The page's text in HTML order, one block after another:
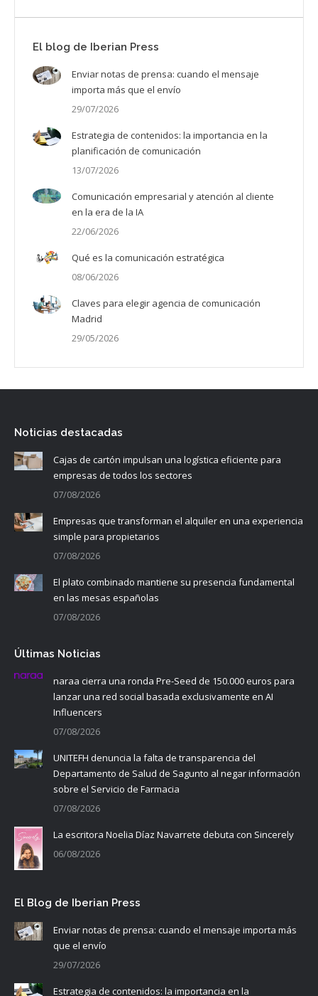
El blog de Iberian Press
Enviar notas de prensa: cuando el mensaje
importa más que el envío
29/07/2026
Estrategia de contenidos: la importancia en la
planificación de comunicación
13/07/2026
Comunicación empresarial y atención al cliente
en la era de la IA
22/06/2026
Qué es la comunicación estratégica
08/06/2026
Claves para elegir agencia de comunicación
Madrid
29/05/2026
Noticias destacadas
Cajas de cartón impulsan una logística eficiente para
empresas de todos los sectores
07/08/2026
Empresas que transforman el alquiler en una experiencia
simple para propietarios
07/08/2026
El plato combinado mantiene su presencia fundamental
en las mesas españolas
07/08/2026
Últimas Noticias
naraa cierra una ronda Pre-Seed de 150.000 euros para
lanzar una red social basada exclusivamente en AI
Influencers
07/08/2026
UNITEFH denuncia la falta de transparencia del
Departamento de Salud de Sagunto al negar información
sobre el Servicio de Farmacia
07/08/2026
La escritora Noelia Díaz Navarrete debuta con Sincerely
06/08/2026
El Blog de Iberian Press
Enviar notas de prensa: cuando el mensaje importa más
que el envío
29/07/2026
Estrategia de contenidos: la importancia en la